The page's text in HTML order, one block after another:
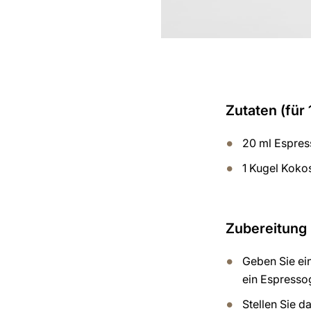
Zutaten (für
20 ml
1 Kugel
Zubereitung
Geben Sie
ein
Stellen Sie